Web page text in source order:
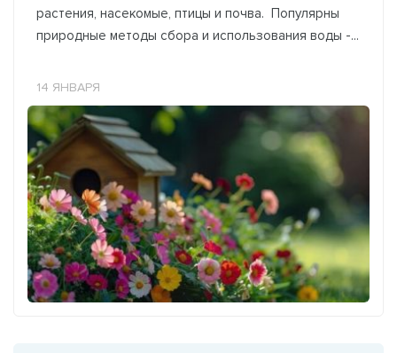
растения, насекомые, птицы и почва. Популярны
природные методы сбора и использования воды -...
14 ЯНВАРЯ